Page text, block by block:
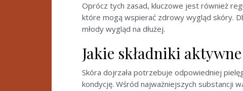
Oprócz tych zasad, kluczowe jest również
które mogą wspierać zdrowy wygląd skóry.
młody wygląd na dłużej.
Jakie składniki
Skóra dojrzała potrzebuje odpowiedniej
kondycję. Wśród najważniejszych substancji